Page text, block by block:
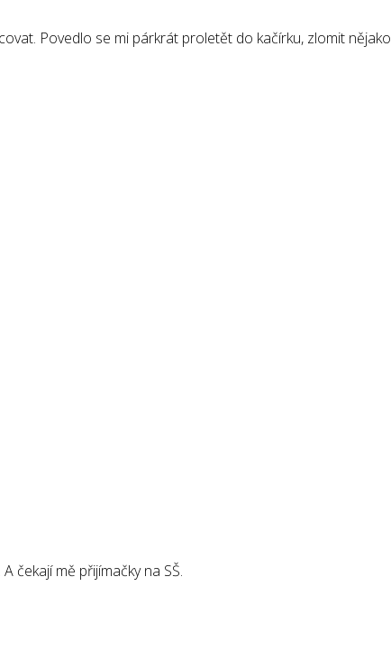
Povedlo se mi párkrát proletět do kačírku, zlomit
čekají mě přijímačky na SŠ.